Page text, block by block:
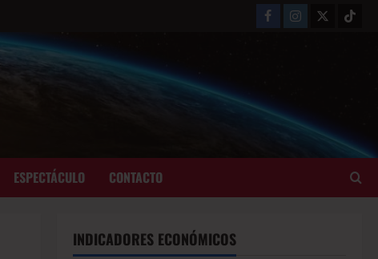
ESPECTÁCULO CONTACTO
INDICADORES ECONÓMICOS